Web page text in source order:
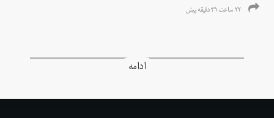
۲۲ ساعت ۴۹ دقیقه پیش
ادامه